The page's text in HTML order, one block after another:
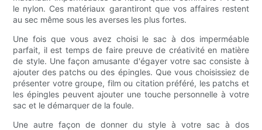
le nylon. Ces matériaux garantiront que vos affaires restent
au sec même sous les averses les plus fortes.
Une fois que vous avez choisi le sac à dos imperméable
parfait, il est temps de faire preuve de créativité en matière
de style. Une façon amusante d'égayer votre sac consiste à
ajouter des patchs ou des épingles. Que vous choisissiez de
présenter votre groupe, film ou citation préféré, les patchs et
les épingles peuvent ajouter une touche personnelle à votre
sac et le démarquer de la foule.
Une autre façon de donner du style à votre sac à dos